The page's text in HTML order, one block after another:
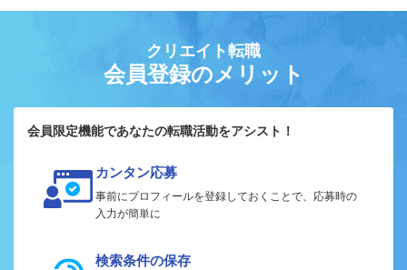
クリエイト転職
会員登録のメリット
会員限定機能であなたの転職活動をアシスト！
カンタン応募
事前にプロフィールを登録しておくことで、応募時の
入力が簡単に
検索条件の保存